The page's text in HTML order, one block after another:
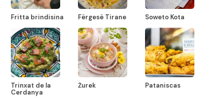
Fritta brindisina Fërgesë Tirane Soweto Kota
Trinxat de la
Cerdanya
Żurek Pataniscas